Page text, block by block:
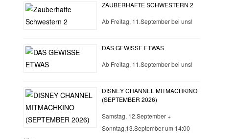
ZAUBERHAFTE SCHWESTERN 2
Ab Freitag, 11.September bei uns!
DAS GEWISSE ETWAS
Ab Freitag, 11.September bei uns!
DISNEY CHANNEL MITMACHKINO
(SEPTEMBER 2026)
Samstag, 12.September +
Sonntag,13.September um 14:00